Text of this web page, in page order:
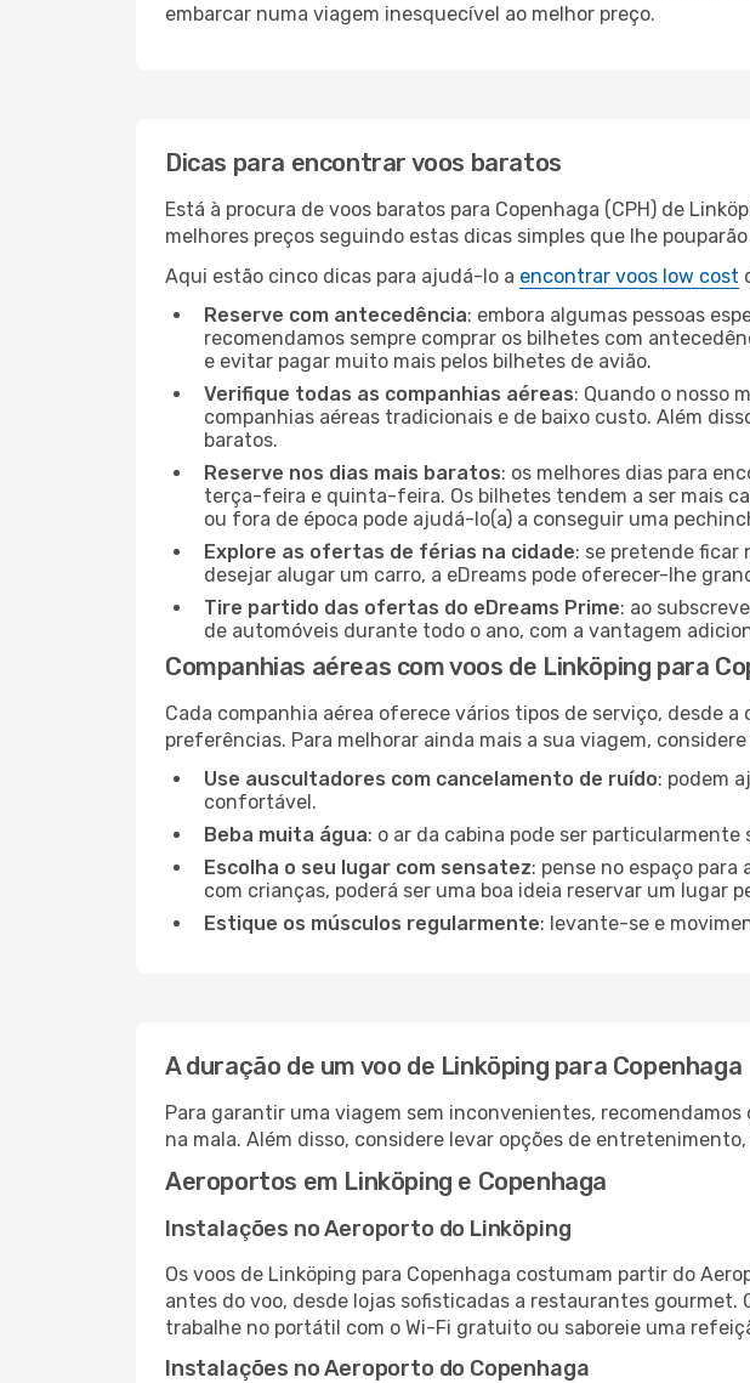
embarcar numa viagem inesquecível ao melhor preço.
Dicas para encontrar voos baratos
Está à procura de voos baratos para Copenhaga (CPH) de
melhores preços seguindo estas dicas simples que lhe
Aqui estão cinco dicas para ajudá-lo a encontrar voos low cost
Reserve com antecedência: embora algumas pessoas
recomendamos sempre comprar os bilhetes com
e evitar pagar muito mais pelos bilhetes de avião.
Verifique todas as companhias aéreas: Quando o nosso
companhias aéreas tradicionais e de baixo custo. Além
baratos.
Reserve nos dias mais baratos: os melhores dias para
terça-feira e quinta-feira. Os bilhetes tendem a ser mais
ou fora de época pode ajudá-lo(a) a conseguir uma
Explore as ofertas de férias na cidade: se pretende ficar
desejar alugar um carro, a eDreams pode oferecer-lhe
Tire partido das ofertas do eDreams Prime: ao
de automóveis durante todo o ano, com a vantagem
Companhias aéreas com voos de Linköping para
Cada companhia aérea oferece vários tipos de serviço, desde
preferências. Para melhorar ainda mais a sua viagem,
Use auscultadores com cancelamento de ruído: podem
confortável.
Beba muita água: o ar da cabina pode ser
Escolha o seu lugar com sensatez: pense no espaço para
com crianças, poderá ser uma boa ideia reservar um lugar
Estique os músculos regularmente: levante-se e
A duração de um voo de Linköping para Copenhaga
Para garantir uma viagem sem inconvenientes,
na mala. Além disso, considere levar opções de
Aeroportos em Linköping e Copenhaga
Instalações no Aeroporto do Linköping
Os voos de Linköping para Copenhaga costumam partir do
antes do voo, desde lojas sofisticadas a restaurantes
trabalhe no portátil com o Wi-Fi gratuito ou saboreie uma
Instalações no Aeroporto do Copenhaga